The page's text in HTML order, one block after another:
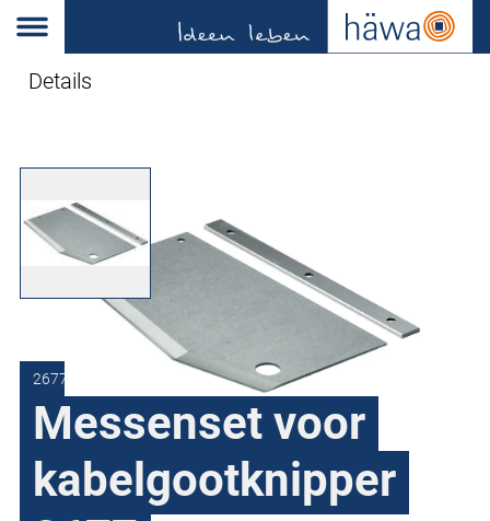
Details
2677-0300-05-00
Messenset voor
kabelgootknipper